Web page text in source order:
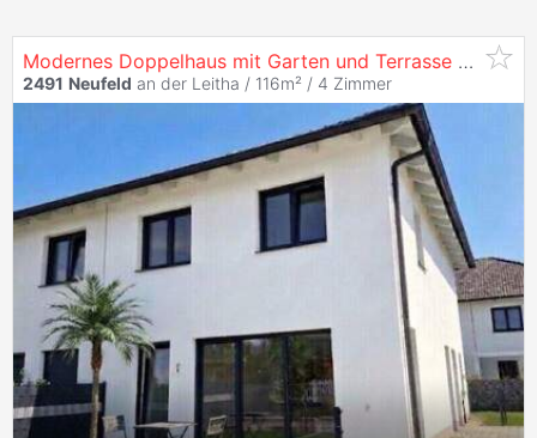
Modernes Doppelhaus mit Garten und Terrasse auf Eigengrund & zeitgemäßem Wohnkomfort
2491 Neufeld an der Leitha / 116m² / 4 Zimmer